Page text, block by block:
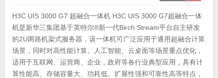
H3C UIS 3000 G7 超融合一体机 H3C UIS 3000 G7超融合一体
机是新华三集团基于英特尔®新一代Birch Stream平台自主研发
的2U两路机架式服务器，该一体机可广泛应用于通用超融合计算
场景，同时对高性能计算、人工智能、云桌面等场景重点优化，
适用于互联网、运营商、企业，政府等各行业典型应用，具有计
算性能高、存储容量大、功耗低、扩展性强和可靠性高等特点，